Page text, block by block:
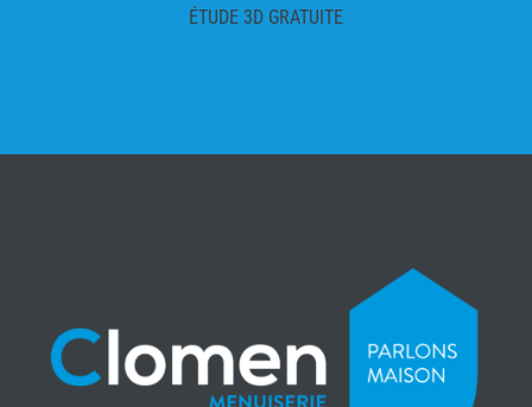
ÉTUDE 3D GRATUITE